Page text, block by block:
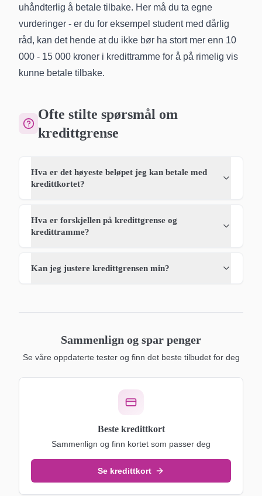
uhåndterlig å betale tilbake. Her må du ta egne
vurderinger - er du for eksempel student med dårlig
råd, kan det hende at du ikke bør ha stort mer enn 10
000 - 15 000 kroner i kredittramme for å på rimelig vis
kunne betale tilbake.
Ofte stilte spørsmål om
kredittgrense
Hva er det høyeste beløpet jeg kan betale med
kredittkortet?
Hva er forskjellen på kredittgrense og
kredittramme?
Kan jeg justere kredittgrensen min?
Sammenlign og spar penger
Se våre oppdaterte tester og finn det beste tilbudet for deg
Beste kredittkort
Sammenlign og finn kortet som passer deg
Se kredittkort